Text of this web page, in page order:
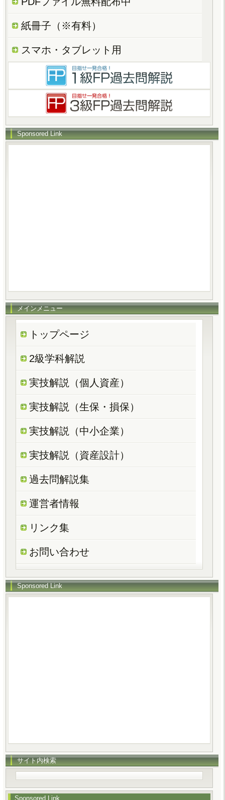
紙冊子（※有料）
スマホ・タブレット用
Sponsored Link
メインメニュー
トップページ
2級学科解説
実技解説（個人資産）
実技解説（生保・損保）
実技解説（中小企業）
実技解説（資産設計）
過去問解説集
運営者情報
リンク集
お問い合わせ
Sponsored Link
サイト内検索
Sponsored Link